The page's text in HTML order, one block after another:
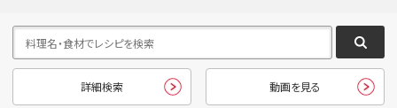
詳細検索 動画を見る